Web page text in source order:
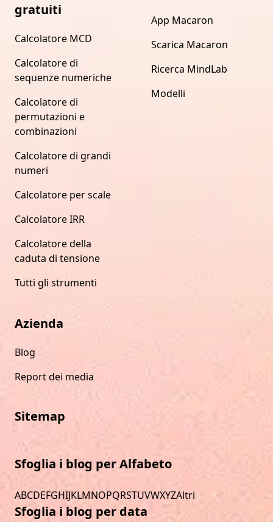
gratuiti
Calcolatore MCD
Calcolatore di
sequenze numeriche
Calcolatore di
permutazioni e
combinazioni
Calcolatore di grandi
numeri
Calcolatore per scale
Calcolatore IRR
Calcolatore della
caduta di tensione
Tutti gli strumenti
App Macaron
Scarica Macaron
Ricerca MindLab
Modelli
Azienda
Blog
Report dei media
Sitemap
Sfoglia i blog per Alfabeto
ABCDEFGHIJKLMNOPQRSTUVWXYZAltri
Sfoglia i blog per data